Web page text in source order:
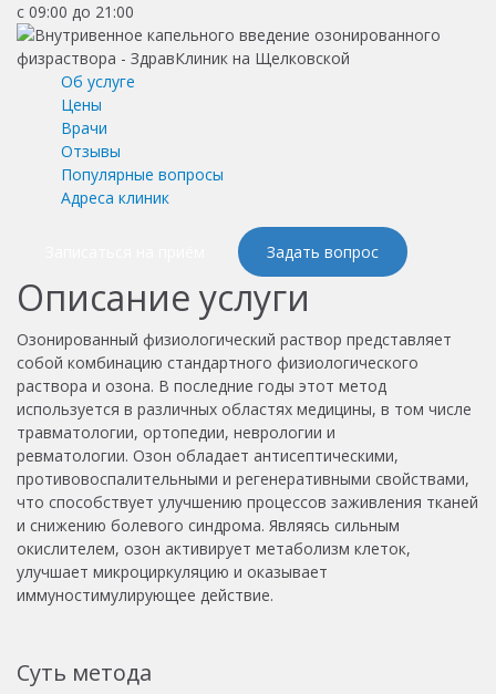
с 09:00 до 21:00
Об услуге
Цены
Врачи
Отзывы
Популярные вопросы
Адреса клиник
Задать вопрос
Описание услуги
Озонированный физиологический раствор представляет
собой комбинацию стандартного физиологического
раствора и озона. В последние годы этот метод
используется в различных областях медицины, в том числе
травматологии, ортопедии, неврологии и
ревматологии. Озон обладает антисептическими,
противовоспалительными и регенеративными свойствами,
что способствует улучшению процессов заживления тканей
и снижению болевого синдрома. Являясь сильным
окислителем, озон активирует метаболизм клеток,
улучшает микроциркуляцию и оказывает
иммуностимулирующее действие.
Суть метода